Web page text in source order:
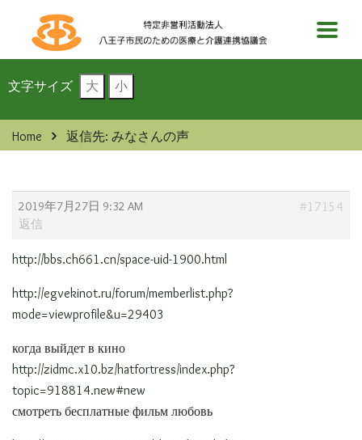
文字サイズ 大 小
Home 返信先: みなさんの声
2019年7月27日 9:32 AM #17154
返信
http://bbs.ch661.cn/space-uid-1900.html
http://egvekinot.ru/forum/memberlist.php?
mode=viewprofile&u=29403
когда выйдет в кино
http://zidmc.x10.bz/hatfortress/index.php?
topic=918814.new#new
смотреть бесплатные фильм любовь